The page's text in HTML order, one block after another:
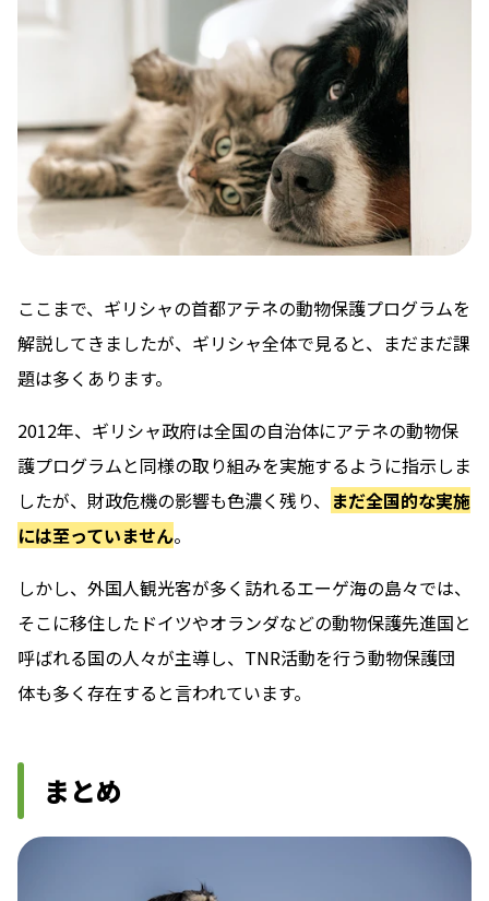
ここまで、ギリシャの首都アテネの動物保護プログラムを
解説してきましたが、ギリシャ全体で見ると、まだまだ課
題は多くあります。
2012年、ギリシャ政府は全国の自治体にアテネの動物保
護プログラムと同様の取り組みを実施するように指示しま
したが、財政危機の影響も色濃く残り、 まだ全国的な実施
には至っていません。
しかし、外国人観光客が多く訪れるエーゲ海の島々では、
そこに移住したドイツやオランダなどの動物保護先進国と
呼ばれる国の人々が主導し、TNR活動を行う動物保護団
体も多く存在すると言われています。
まとめ